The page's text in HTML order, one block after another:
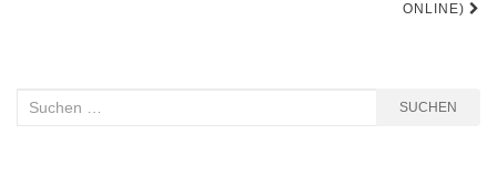
ONLINE)
Suchen
SUCHEN